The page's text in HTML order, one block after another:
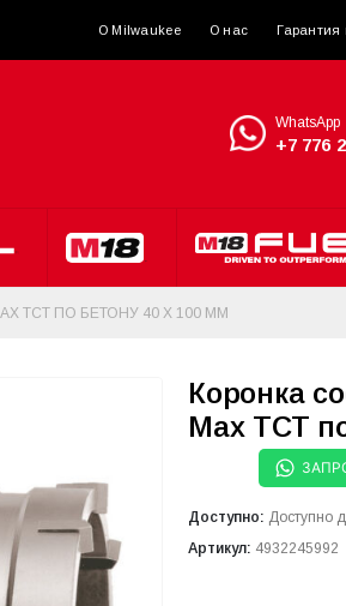
О Milwaukee О нас Гарантия
WhatsApp
+7 776
ТСТ ПО БЕТОНУ 40 X 100 ММ
Коронка
Max ТСТ
Доступно: Доступно
Артикул: 4932245992